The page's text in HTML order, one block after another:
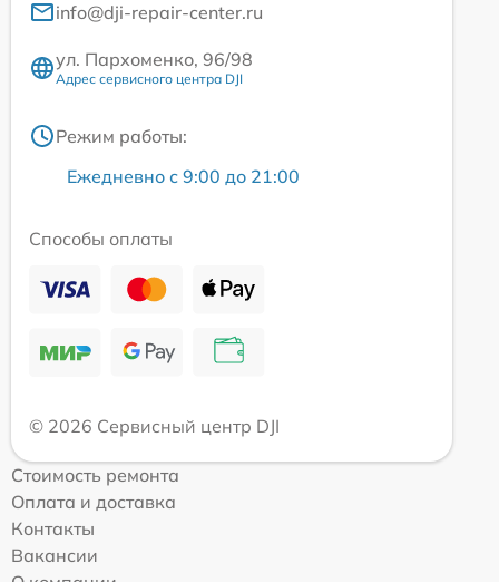
info@dji-repair-center.ru
ул. Пархоменко, 96/98
Адрес сервисного центра DJI
Режим работы:
Ежедневно с 9:00 до 21:00
Способы оплаты
© 2026 Сервисный центр DJI
Стоимость ремонта
Оплата и доставка
Контакты
Вакансии